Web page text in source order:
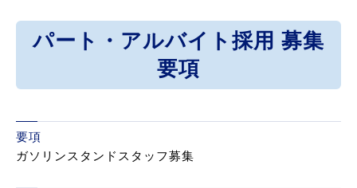
パート・アルバイト採用 募集
要項
要項
ガソリンスタンドスタッフ募集